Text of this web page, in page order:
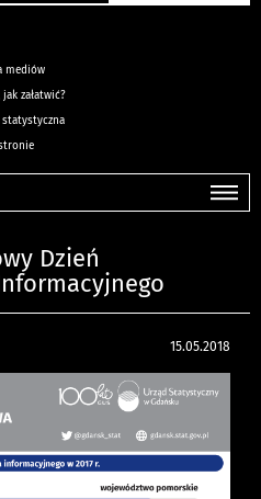
mediów
jak załatwić?
statystyczna
Dzień
15.05.2018